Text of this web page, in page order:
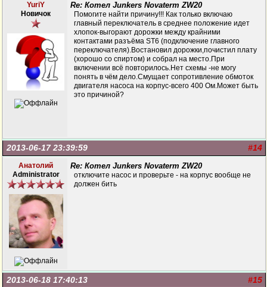
YuriY
Новичок
Re: Котел Junkers Novaterm ZW20
Помогите найти причину!!! Как только включаю
главный переключатель в среднее положение идет
хлопок-выгорают дорожки между крайними
контактами разъёма ST6 (подключение главного
переключателя).Востановил дорожки,почистил плату
(хорошо со спиртом) и собрал на место.При
включении всё повторилось.Нет схемы -не могу
понять в чём дело.Смущает сопротивление обмоток
двигателя насоса на корпус-всего 400 Ом.Может быть
это причиной?
#14
2013-06-17 23:39:59
Анатолий
Administrator
Re: Котел Junkers Novaterm ZW20
отключите насос и проверьте - на корпус вообще не
должен бить
#15
2013-06-18 17:40:13